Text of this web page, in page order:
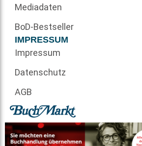
Mediadaten
BoD-Bestseller
IMPRESSUM
Impressum
Datenschutz
AGB